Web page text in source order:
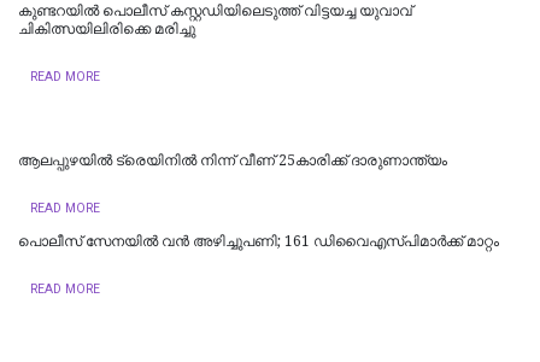
കുണ്ടറയിൽ പൊലീസ് കസ്റ്റഡിയിലെടുത്ത് വിട്ടയച്ച യുവാവ്
ചികിത്സയിലിരിക്കെ മരിച്ചു
READ MORE
ആലപ്പുഴയിൽ ട്രെയിനില്‍ നിന്ന് വീണ് 25കാരിക്ക് ദാരുണാന്ത്യം
READ MORE
പൊലീസ് സേനയിൽ വൻ അഴിച്ചുപണി; 161 ഡിവൈഎസ്പിമാര്‍ക്ക് മാറ്റം
READ MORE